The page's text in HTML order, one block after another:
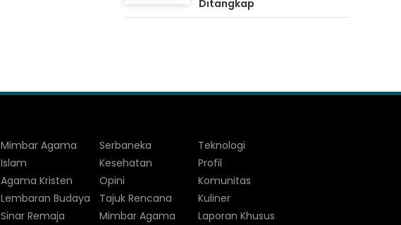
Ditangkap
Mimbar Agama
Islam
Agama Kristen
Lembaran Budaya
Sinar Remaja
Serbaneka
Kesehatan
Opini
Tajuk Rencana
Mimbar Agama
Teknologi
Profil
Komunitas
Kuliner
Laporan Khusus